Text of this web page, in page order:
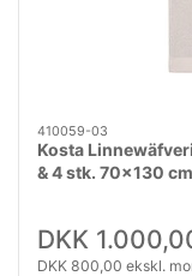
410059-03
Kosta
& 4 stk. 70x130
DKK
DKK 800,00 ekskl.